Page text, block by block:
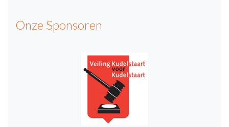
Onze Sponsoren